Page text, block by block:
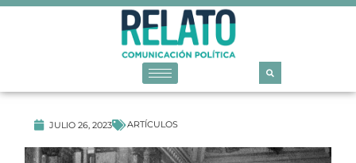
JULIO 26, 2023 ARTÍCULOS